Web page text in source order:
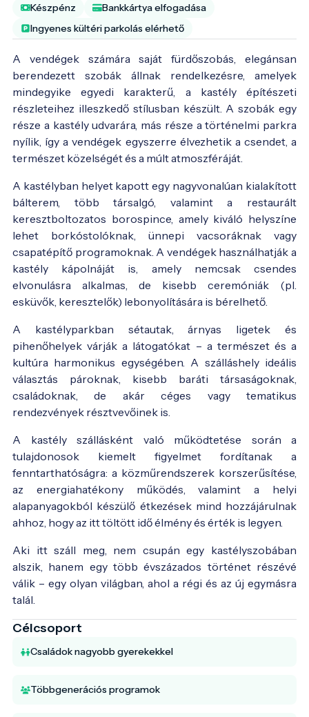
Készpénz
Bankkártya elfogadása
Ingyenes kültéri parkolás elérhető
A vendégek számára saját fürdőszobás, elegánsan
berendezett szobák állnak rendelkezésre, amelyek
mindegyike egyedi karakterű, a kastély építészeti
részleteihez illeszkedő stílusban készült. A szobák egy
része a kastély udvarára, más része a történelmi parkra
nyílik, így a vendégek egyszerre élvezhetik a csendet, a
természet közelségét és a múlt atmoszféráját.
A kastélyban helyet kapott egy nagyvonalúan kialakított
bálterem, több társalgó, valamint a restaurált
keresztboltozatos borospince, amely kiváló helyszíne
lehet borkóstolóknak, ünnepi vacsoráknak vagy
csapatépítő programoknak. A vendégek használhatják a
kastély kápolnáját is, amely nemcsak csendes
elvonulásra alkalmas, de kisebb ceremóniák (pl.
esküvők, keresztelők) lebonyolítására is bérelhető.
A kastélyparkban sétautak, árnyas ligetek és
pihenőhelyek várják a látogatókat – a természet és a
kultúra harmonikus egységében. A szálláshely ideális
választás pároknak, kisebb baráti társaságoknak,
családoknak, de akár céges vagy tematikus
rendezvények résztvevőinek is.
A kastély szállásként való működtetése során a
tulajdonosok kiemelt figyelmet fordítanak a
fenntarthatóságra: a közműrendszerek korszerűsítése,
az energiahatékony működés, valamint a helyi
alapanyagokból készülő étkezések mind hozzájárulnak
ahhoz, hogy az itt töltött idő élmény és érték is legyen.
Aki itt száll meg, nem csupán egy kastélyszobában
alszik, hanem egy több évszázados történet részévé
válik – egy olyan világban, ahol a régi és az új egymásra
talál.
Célcsoport
Családok nagyobb gyerekekkel
Többgenerációs programok